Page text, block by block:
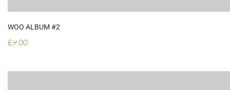
WOO ALBUM #2
£9.00